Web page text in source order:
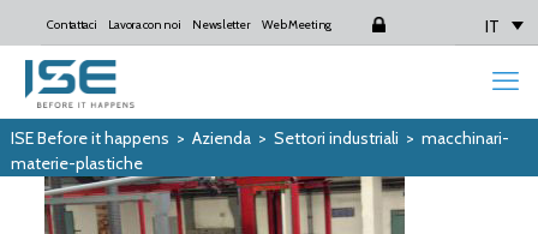
Contattaci Lavora con noi Newsletter Web Meeting IT
ISE Before it happens > Azienda> Settori industriali > macchinari-
materie-plastiche